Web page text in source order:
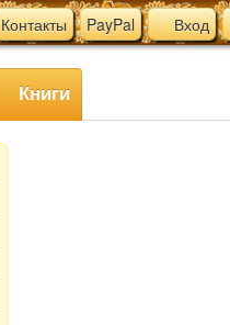
Контакты PayPal Вход
Книги